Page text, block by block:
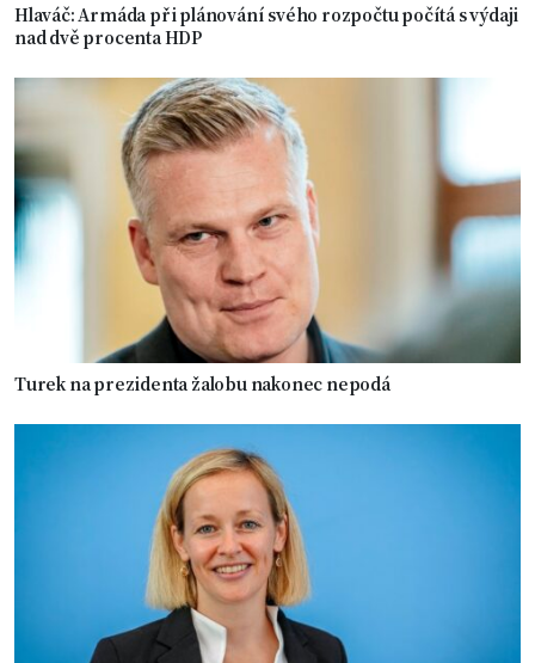
Hlaváč: Armáda při plánování svého rozpočtu počítá s výdaji
nad dvě procenta HDP
Turek na prezidenta žalobu nakonec nepodá